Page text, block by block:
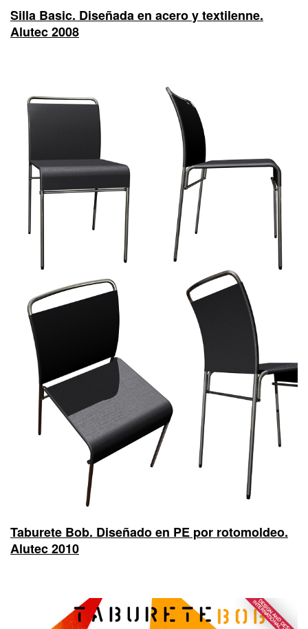
Silla Basic. Diseñada en acero y textilenne.
Alutec 2008
Taburete Bob. Diseñado en PE por rotomoldeo.
Alutec 2010